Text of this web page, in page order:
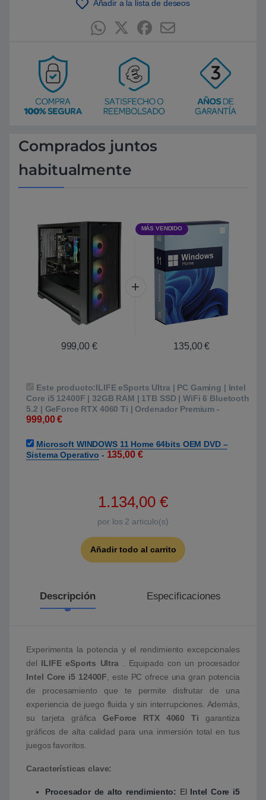
Añadir a la lista de deseos
Comprados juntos
habitualmente
999,00 €
MÁS VENDIDO
135,00€
Este producto:ILIFE eSports Ultra | PC Gaming | Intel
Core i5 12400F | 32GB RAM | 1TB SSD | WiFi 6 Bluetooth
5.2 | GeForce RTX 4060 Ti | Ordenador Premium -
999,00€
Microsoft WINDOWS 11 Home 64bits OEM DVD –
Sistema Operativo - 135,00 €
1.134,00 €
por los 2 articulo(s)
Añadir todo al carrito
Descripción Especificaciones
Experimenta la potencia y el rendimiento excepcionales
del ILIFE eSports Ultra
. Equipado con un procesador
Intel Core i5 12400F , este PC ofrece una gran potencia
de procesamiento que te permite disfrutar de una
experiencia de juego fluida y sin interrupciones. Además,
su tarjeta gráficaGeForce RTX 4060 Ti garantiza
gráficos de alta calidad para una inmersión total en tus
juegos favoritos.
Características clave:
Procesador de alto rendimiento: El Intel Core i5